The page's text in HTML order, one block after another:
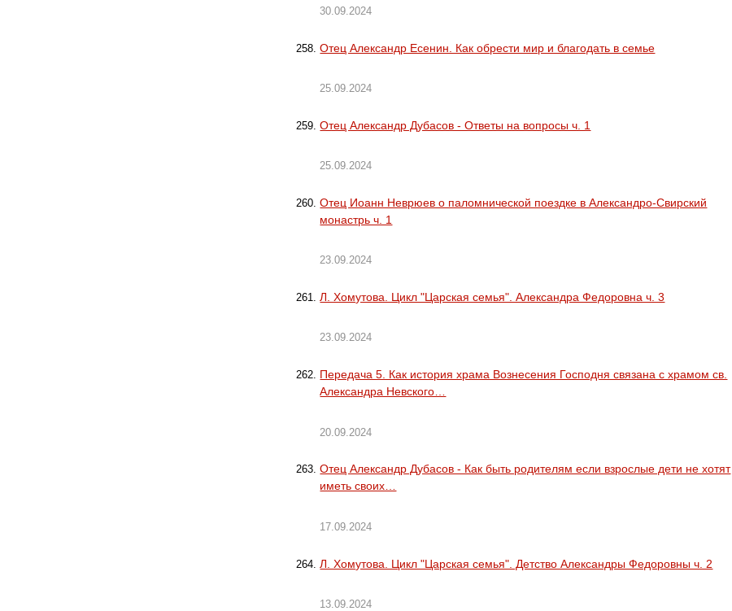
30.09.2024
Отец Александр Есенин. Как обрести мир и благодать в семье
25.09.2024
Отец Александр Дубасов - Ответы на вопросы ч. 1
25.09.2024
Отец Иоанн Неврюев о паломнической поездке в Александро-Свирский
монастрь ч. 1
23.09.2024
Л. Хомутова. Цикл "Царская семья". Александра Федоровна ч. 3
23.09.2024
Передача 5. Как история храма Вознесения Господня связана с храмом св.
Александра Невского…
20.09.2024
Отец Александр Дубасов - Как быть родителям если взрослые дети не хотят
иметь своих…
17.09.2024
Л. Хомутова. Цикл "Царская семья". Детство Александры Федоровны ч. 2
13.09.2024